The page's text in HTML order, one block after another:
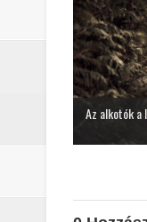
Az alkotók a